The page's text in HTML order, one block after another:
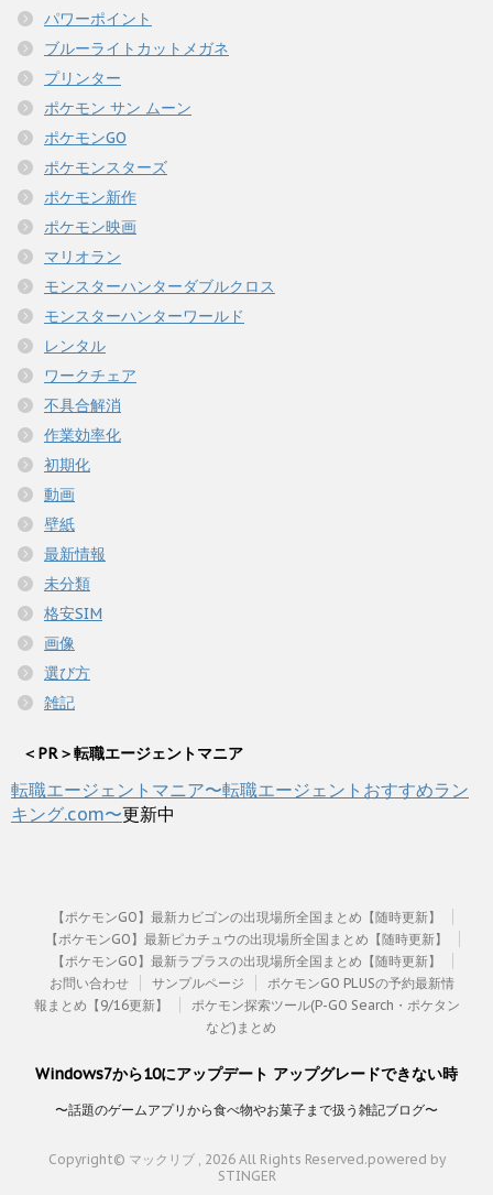
パワーポイント
ブルーライトカットメガネ
プリンター
ポケモン サン ムーン
ポケモンGO
ポケモンスターズ
ポケモン新作
ポケモン映画
マリオラン
モンスターハンターダブルクロス
モンスターハンターワールド
レンタル
ワークチェア
不具合解消
作業効率化
初期化
動画
壁紙
最新情報
未分類
格安SIM
画像
選び方
雑記
＜PR＞転職エージェントマニア
転職エージェントマニア〜転職エージェントおすすめラン
キング.com〜更新中
【ポケモンGO】最新カビゴンの出現場所全国まとめ【随時更新】
【ポケモンGO】最新ピカチュウの出現場所全国まとめ【随時更新】
【ポケモンGO】最新ラプラスの出現場所全国まとめ【随時更新】
お問い合わせ
サンプルページ
ポケモンGO PLUSの予約最新情
報まとめ【9/16更新】
ポケモン探索ツール(P-GO Search・ポケタン
など)まとめ
Windows7から10にアップデート アップグレードできない時
〜話題のゲームアプリから食べ物やお菓子まで扱う雑記ブログ〜
Copyright© マックリブ , 2026 All Rights Reserved.powered by
STINGER